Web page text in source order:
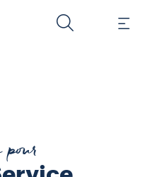
les fins connaisseurs.
pour